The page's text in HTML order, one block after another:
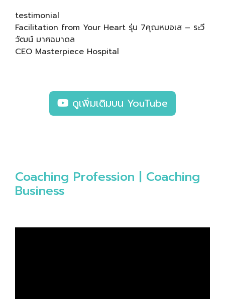
testimonial
Facilitation from Your Heart รุ่น 7คุณหมอเส – ระวี
วัฒน์ มาศฉมาดล
CEO Masterpiece Hospital
ดูเพิ่มเติมบน YouTube
Coaching Profession | Coaching
Business